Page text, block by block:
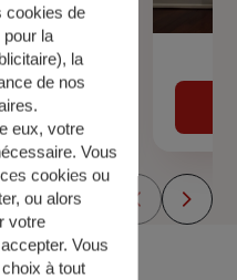
cookies de
la
), la
de nos
eux, votre
Vous
cookies ou
ou alors
votre
Vous
à tout